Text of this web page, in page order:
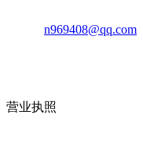
n969408@qq.com
营业执照